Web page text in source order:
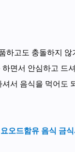
하고도 충돌하지
면서 안심하고 드
서 음식을 먹어도
오드함유 음식 금